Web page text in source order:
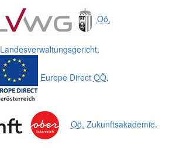
Oö.
Landesverwaltungsgericht.
Europe Direct OÖ.
Oö. Zukunftsakademie.